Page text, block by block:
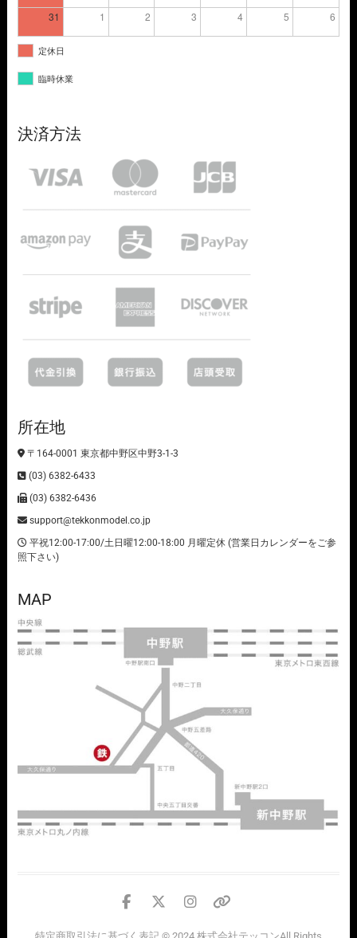
31 1 2 3 4 5 6
定休日
臨時休業
決済方法
所在地
〒164-0001 東京都中野区中野3-1-3
(03) 6382-6433
(03) 6382-6436
support@tekkonmodel.co.jp
平祝12:00-17:00/土日曜12:00-18:00 月曜定休 (営業日カレンダーをご参
照下さい)
MAP
facebook
twitter
instagram